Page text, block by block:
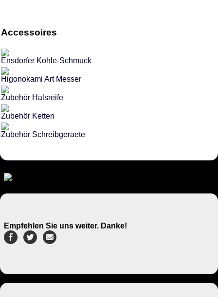
Accessoires
Ensdorfer Kohle-Schmuck
Higonokami Art Messer
Zubehör Halsreife
Zubehör Ketten
Zubehör Schreibgeraete
Empfehlen Sie uns weiter. Danke!